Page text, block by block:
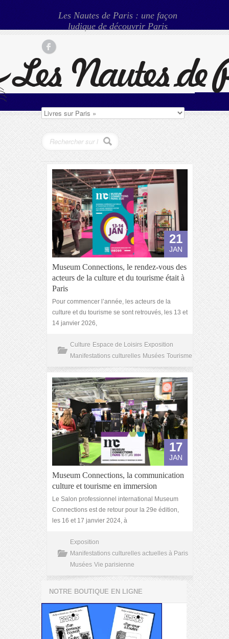
Les Nautes de Paris : une façon
ludique de découvrir Paris
21
JAN
Museum Connections, le rendez-vous des
acteurs de la culture et du tourisme était à
Paris
Pour commencer l’année, les acteurs de la
culture et du tourisme se sont retrouvés, les 13 et
14 janvier 2026,
Culture Espace de Loisirs Exposition
Manifestations culturelles Musées Tourisme
17
JAN
Museum Connections, la communication
culture et tourisme en immersion
Le Salon professionnel international Museum
Connections est de retour pour la 29e édition,
les 16 et 17 janvier 2024, à
Exposition
Manifestations culturelles actuelles à Paris
Musées Vie parisienne
NOTRE BOUTIQUE EN LIGNE